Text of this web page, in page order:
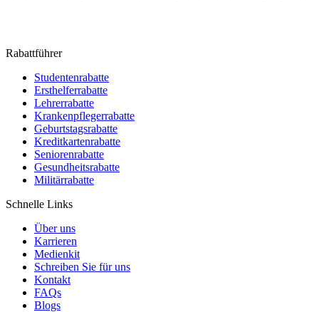
Rabattführer
Studentenrabatte
Ersthelferrabatte
Lehrerrabatte
Krankenpflegerrabatte
Geburtstagsrabatte
Kreditkartenrabatte
Seniorenrabatte
Gesundheitsrabatte
Militärrabatte
Schnelle Links
Über uns
Karrieren
Medienkit
Schreiben Sie für uns
Kontakt
FAQs
Blogs